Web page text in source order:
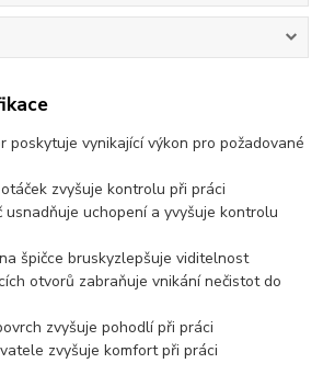
poskytuje vynikající výkon pro požadované
zvyšuje kontrolu při práci
usnadňuje uchopení a yvyšuje kontrolu
špičce bruskyzlepšuje viditelnost
otvorů zabraňuje vnikání nečistot do
zvyšuje pohodlí při práci
zvyšuje komfort při práci